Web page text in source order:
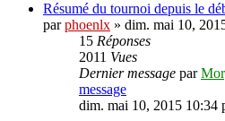
Résumé du tournoi depuis le
parphoenlx » dim. mai 10,
15 Réponses
2011 Vues
Dernier message par
message
dim. mai 10, 2015 10:34